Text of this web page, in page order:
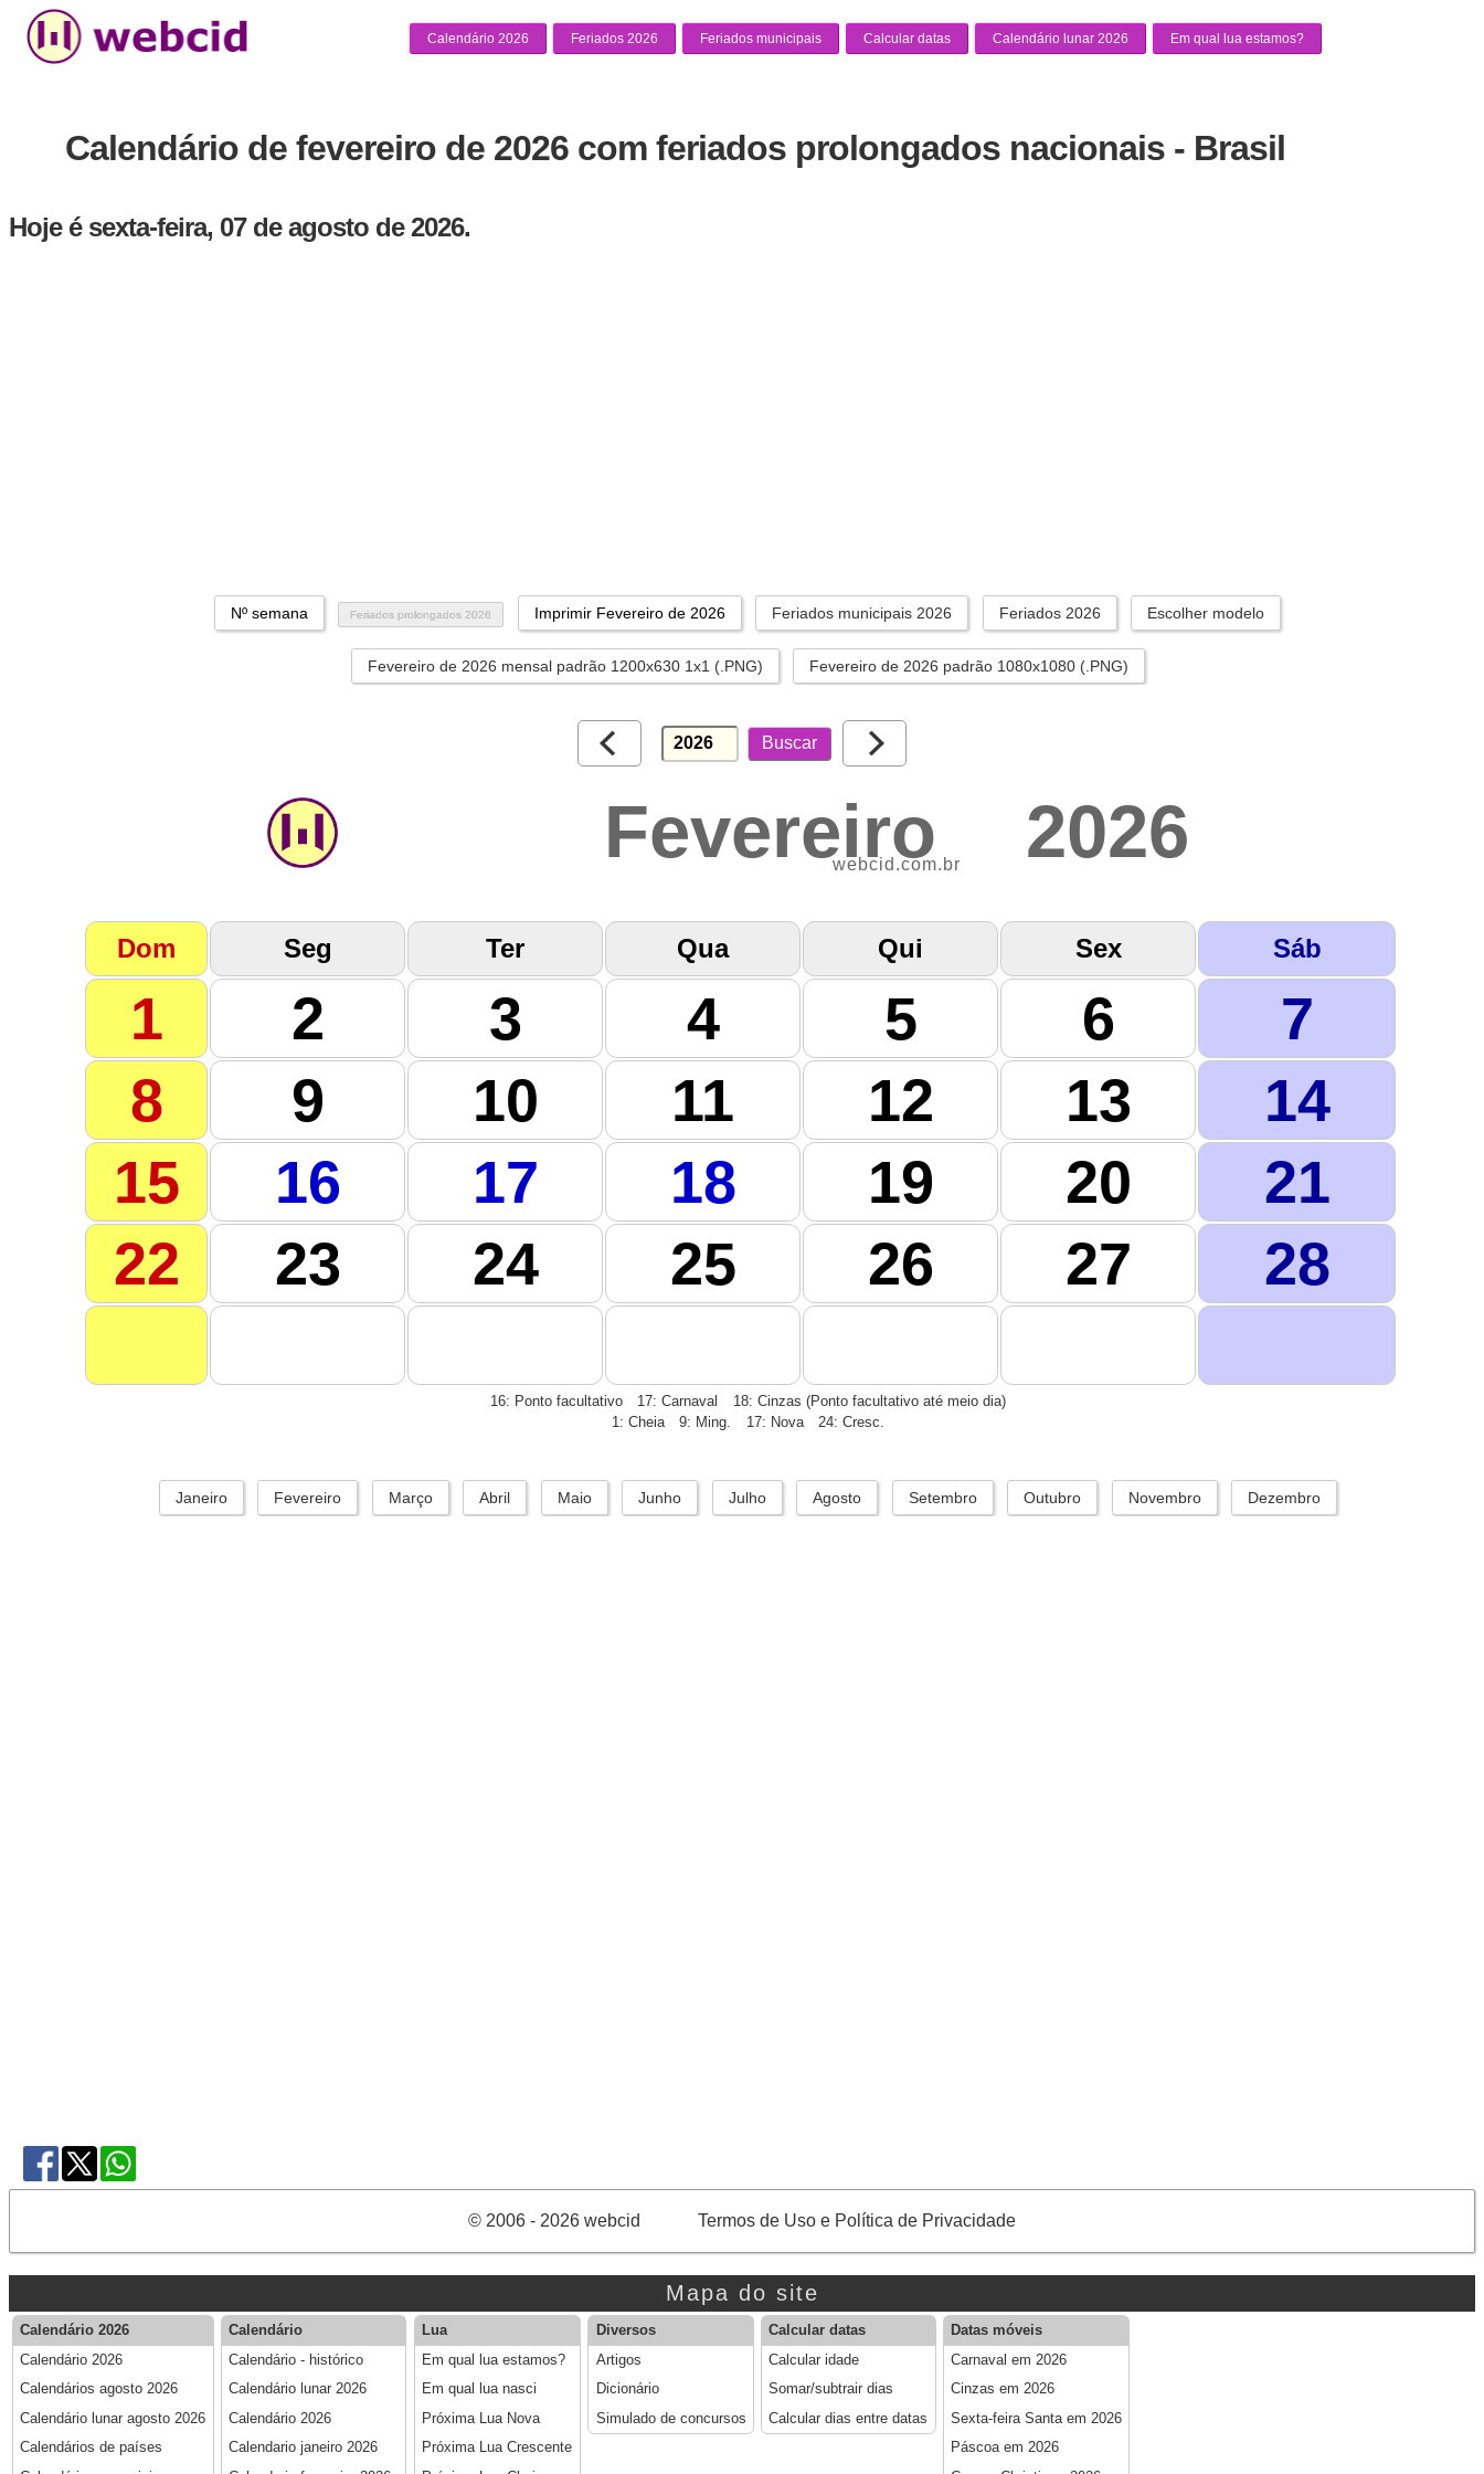
Calendário 2026 Feriados 2026 Feriados municipais Calcular datas Calendário lunar 2026 Em qual lua estamos?
Calendário de fevereiro de 2026 com feriados prolongados nacionais - Brasil
Hoje é sexta-feira, 07 de agosto de 2026.
Nº semana Feriados prolongados 2026 Imprimir Fevereiro de 2026 Feriados municipais 2026 Feriados 2026 Escolher modelo
Fevereiro de 2026 mensal padrão 1200x630 1x1 (.PNG) Fevereiro de 2026 padrão 1080x1080 (.PNG)
Fevereiro 2026
webcid.com.br
Dom Seg Ter Qua Qui Sex Sáb
1 2 3 4 5 6
7
8
9 10 11 12 13
14
15
16 17 18 19 20
21
22
23 24 25 26 27 28
16: Ponto facultativo 17: Carnaval
18: Cinzas (Ponto facultativo até meio dia)
1: Cheia
9: Ming. 17: Nova 24: Cresc.
Janeiro Fevereiro Março Abril Maio Junho Julho Agosto Setembro Outubro Novembro Dezembro
© 2006 - 2026 webcid Termos de Uso e Política de Privacidade
Mapa do site
Calendário 2026
Calendário 2026
Calendários agosto 2026
Calendário lunar agosto 2026
Calendários de países
Calendário
Calendário - histórico
Calendário lunar 2026
Calendário 2026
Calendario janeiro 2026
Lua
Em qual lua estamos?
Em qual lua nasci
Próxima Lua Nova
Próxima Lua Crescente
Diversos
Artigos
Dicionário
Simulado de concursos
Calcular datas
Calcular idade
Somar/subtrair dias
Calcular dias entre datas
Datas móveis
Carnaval em 2026
Cinzas em 2026
Sexta-feira Santa em 2026
Páscoa em 2026